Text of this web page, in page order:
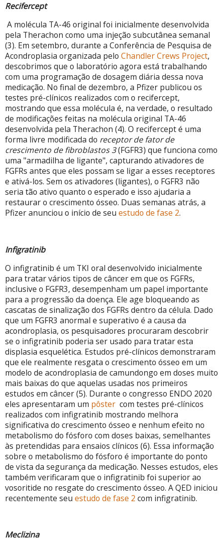
Recifercept
A molécula TA-46 original foi inicialmente desenvolvida
pela Therachon como uma injeção subcutânea semanal
(3). Em setembro, durante a Conferência de Pesquisa de
Acondroplasia organizada pelo Chandler Crews Project,
descobrimos que o laboratório agora está trabalhando
com uma programação de dosagem diária dessa nova
medicação. No final de dezembro, a Pfizer publicou os
testes pré-clínicos realizados com o recifercept,
mostrando que essa molécula é, na verdade, o resultado
de modificações feitas na molécula original TA-46
desenvolvida pela Therachon (4). O recifercept é uma
forma livre modificada do receptor de fator de
crescimento de fibroblastos 3(FGFR3) que funciona como
uma "armadilha de ligante", capturando ativadores de
FGFRs antes que eles possam se ligar a esses receptores
e ativá-los. Sem os ativadores (ligantes), o FGFR3 não
seria tão ativo quanto o esperado e isso ajudaria a
restaurar o crescimento ósseo. Duas semanas atrás, a
Pfizer anunciou o início de seu estudo de fase 2.
Infigratinib
O infigratinib é um TKI oral desenvolvido inicialmente
para tratar vários tipos de câncer em que os FGFRs,
inclusive o FGFR3, desempenham um papel importante
para a progressão da doença. Ele age bloqueando as
cascatas de sinalização dos FGFRs dentro da célula. Dado
que um FGFR3 anormal e superativo é a causa da
acondroplasia, os pesquisadores procuraram descobrir
se o infigratinib poderia ser usado para tratar esta
displasia esquelética. Estudos pré-clínicos demonstraram
que ele realmente resgata o crescimento ósseo em um
modelo de acondroplasia de camundongo em doses muito
mais baixas do que aquelas usadas nos primeiros
estudos em câncer (5). Durante o congresso ENDO 2020
eles apresentaram um pôster com testes pré-clínicos
realizados com infigratinib mostrando melhora
significativa do crescimento ósseo e nenhum efeito no
metabolismo do fósforo com doses baixas, semelhantes
às pretendidas para ensaios clínicos (6). Essa informação
sobre o metabolismo do fósforo é importante do ponto
de vista da segurança da medicação. Nesses estudos, eles
também verificaram que o infigratinib foi superior ao
vosoritide no resgate do crescimento ósseo. A QED iniciou
recentemente seu estudo de fase 2 com infigratinib.
Meclizina